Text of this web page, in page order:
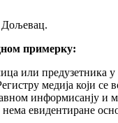
Дољевац.
примерку:
или предузетника
медија који
информисанју и
евидентиране